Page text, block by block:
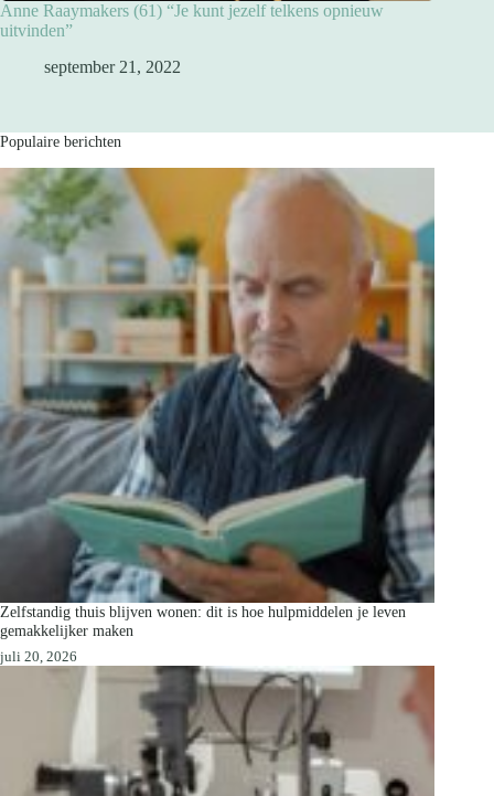
Anne Raaymakers (61) “Je kunt jezelf telkens opnieuw
uitvinden”
september 21, 2022
Populaire berichten
Zelfstandig thuis blijven wonen: dit is hoe hulpmiddelen je leven
gemakkelijker maken
juli 20, 2026